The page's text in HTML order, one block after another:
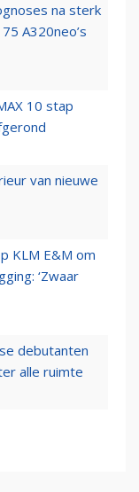
na sterk
A320neo’s
10 stap
van nieuwe
KLM E&M om
‘Zwaar
debutanten
alle ruimte